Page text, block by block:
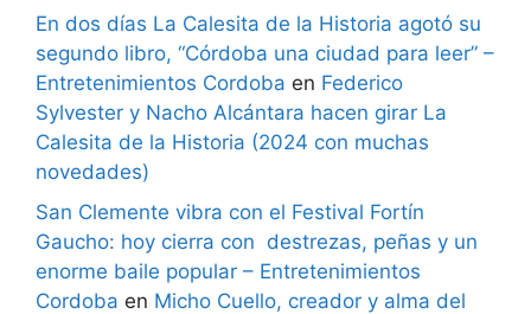
En dos días La Calesita de la Historia agotó su
segundo libro, “Córdoba una ciudad para leer” –
Entretenimientos Cordoba en Federico
Sylvester y Nacho Alcántara hacen girar La
Calesita de la Historia (2024 con muchas
novedades)
San Clemente vibra con el Festival Fortín
Gaucho: hoy cierra con destrezas, peñas y un
enorme baile popular – Entretenimientos
Cordoba en Micho Cuello, creador y alma del